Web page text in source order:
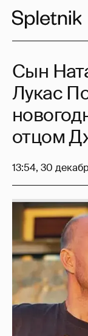
Сын
Лукас
отцом
13:54, 30